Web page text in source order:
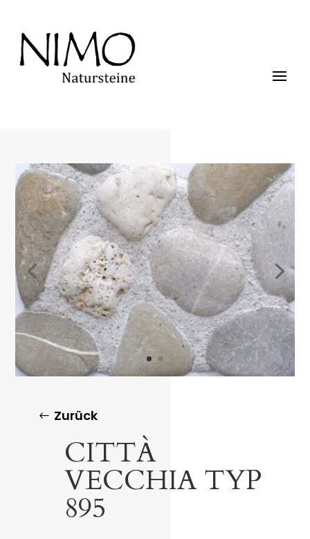
Zurück
CITTÀ
VECCHIA TYP
895